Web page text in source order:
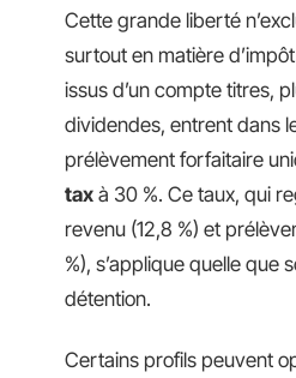
Cette grande liberté
surtout en matière
issus d’un compte titres,
dividendes, entrent dans
prélèvement forfaitaire
tax à 30 %. Ce taux, qui
revenu (12,8 %) et
%), s’applique quelle que
détention.
Certains profils peuvent